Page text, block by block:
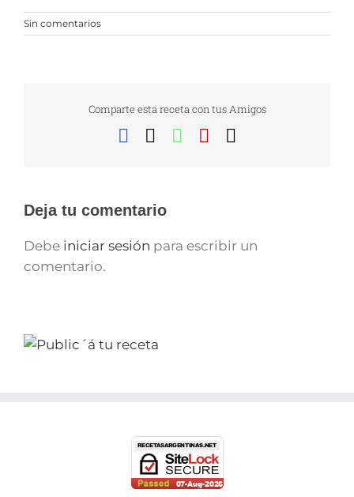
Sin comentarios
Comparte esta receta con tus Amigos
FacebookWhatsApp
Pinterest
Deja tu comentario
Debe iniciar sesión para escribir un
comentario.